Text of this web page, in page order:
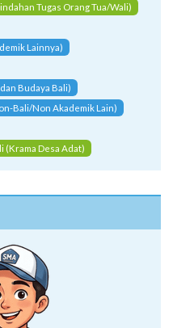
Tugas Orang Tua/Wali)
Lainnya)
Budaya Bali)
Bali/Non Akademik Lain)
(Krama Desa Adat)